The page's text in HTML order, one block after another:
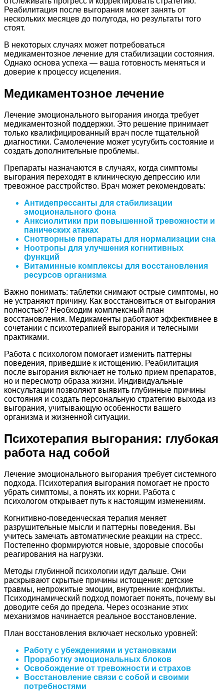
Реабилитация после выгорания может занять от
нескольких месяцев до полугода, но результаты того
стоят.
В некоторых случаях может потребоваться
медикаментозное лечение для стабилизации состояния.
Однако основа успеха — ваша готовность меняться и
доверие к процессу исцеления.
Медикаментозное лечение
Лечение эмоционального выгорания иногда требует
медикаментозной поддержки. Это решение принимает
только квалифицированный врач после тщательной
диагностики. Самолечение может усугубить состояние и
создать дополнительные проблемы.
Препараты назначаются в случаях, когда симптомы
выгорания переходят в клиническую депрессию или
тревожное расстройство. Врач может рекомендовать:
Антидепрессанты для стабилизации
эмоционального фона
Анксиолитики при повышенной тревожности и
панических атаках
Снотворные препараты для нормализации сна
Ноотропы для улучшения когнитивных
функций
Витаминные комплексы для восстановления
ресурсов организма
Важно понимать: таблетки снимают острые симптомы, но
не устраняют причину. Как восстановиться от выгорания
полностью? Необходим комплексный план
восстановления. Медикаменты работают эффективнее в
сочетании с психотерапией выгорания и телесными
практиками.
Работа с психологом помогает изменить паттерны
поведения, приведшие к истощению. Реабилитация
после выгорания включает не только прием препаратов,
но и пересмотр образа жизни. Индивидуальные
консультации позволяют выявить глубинные причины
состояния и создать персональную стратегию выхода из
выгорания, учитывающую особенности вашего
организма и жизненной ситуации.
Психотерапия выгорания: глубокая
работа над собой
Лечение эмоционального выгорания требует системного
подхода. Психотерапия выгорания помогает не просто
убрать симптомы, а понять их корни. Работа с
психологом открывает путь к настоящим изменениям.
Когнитивно-поведенческая терапия меняет
разрушительные мысли и паттерны поведения. Вы
учитесь замечать автоматические реакции на стресс.
Постепенно формируются новые, здоровые способы
реагирования на нагрузки.
Методы глубинной психологии идут дальше. Они
раскрывают скрытые причины истощения: детские
травмы, непрожитые эмоции, внутренние конфликты.
Психодинамический подход помогает понять, почему вы
доводите себя до предела. Через осознание этих
механизмов начинается реальное восстановление.
План восстановления включает несколько уровней:
Работу с убеждениями и установками
Проработку эмоциональных блоков
Освобождение от тревожности и страхов
Восстановление связи с собой и своими
потребностями